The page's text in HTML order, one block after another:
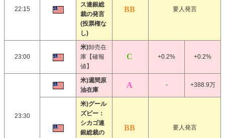
22:15
ス連銀総
裁の発言
(投票権な
し)
要人発言
23:00
米)卸売在
庫【確報
値】
+0.2% +0.2%
23:30
米)週間原
油在庫
- +388.9万
米)グール
ズビー：
シカゴ連
銀総裁の
要人発言